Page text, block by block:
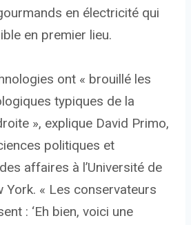
en électricité qui
en premier lieu.
ont « brouillé les
typiques de la
», explique David Primo,
politiques et
affaires à l’Université de
York. « Les conservateurs
: ‘Eh bien, voici une